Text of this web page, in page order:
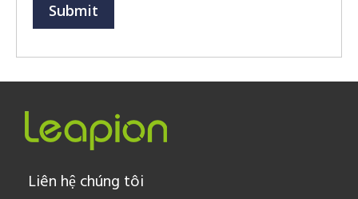
Submit
Liên hệ chúng tôi